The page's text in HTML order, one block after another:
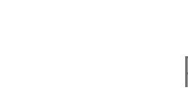
Le lit mezzanine